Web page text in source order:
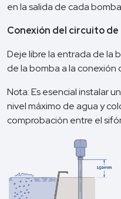
en la salida de cada
Conexión del circuito de
Deje libre la entrada de la
de la bomba a la
Nota: Es esencial instalar
nivel máximo de agua y
comprobación entre el